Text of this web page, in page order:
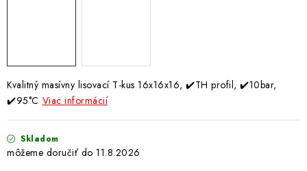
Kvalitný masívny lisovací T-kus 16x16x16, ✔️TH profil, ✔️10bar,
✔️95°C Viac informácií
Skladom
11.8.2026